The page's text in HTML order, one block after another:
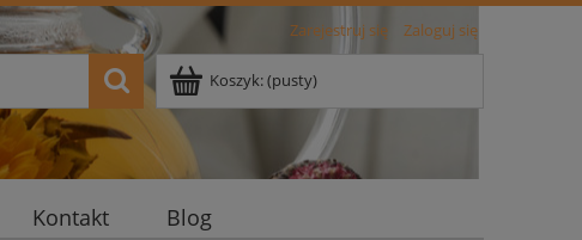
Zarejestruj się Zaloguj się
Koszyk:(pusty)
Kontakt Blog